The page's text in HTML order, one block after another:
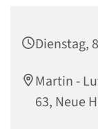
Dienstag,
Martin -
63, Neue